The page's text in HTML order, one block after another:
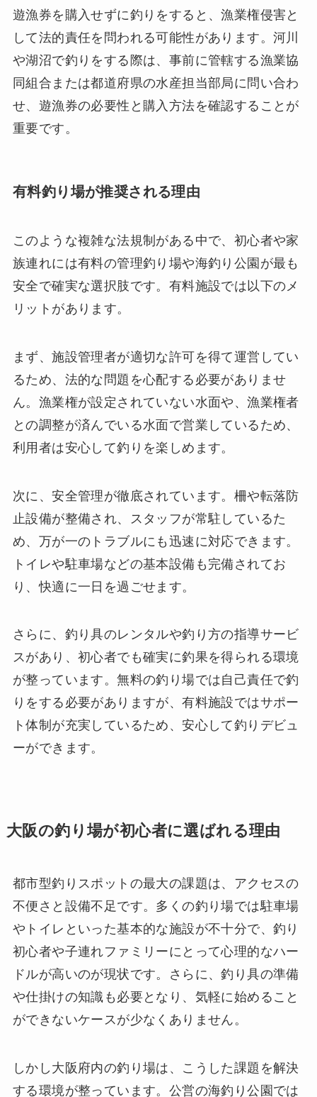
遊漁券を購入せずに釣りをすると、漁業権侵害と
して法的責任を問われる可能性があります。河川
や湖沼で釣りをする際は、事前に管轄する漁業協
同組合または都道府県の水産担当部局に問い合わ
せ、遊漁券の必要性と購入方法を確認することが
重要です。
有料釣り場が推奨される理由
このような複雑な法規制がある中で、初心者や家
族連れには有料の管理釣り場や海釣り公園が最も
安全で確実な選択肢です。有料施設では以下のメ
リットがあります。
まず、施設管理者が適切な許可を得て運営してい
るため、法的な問題を心配する必要がありませ
ん。漁業権が設定されていない水面や、漁業権者
との調整が済んでいる水面で営業しているため、
利用者は安心して釣りを楽しめます。
次に、安全管理が徹底されています。柵や転落防
止設備が整備され、スタッフが常駐しているた
め、万が一のトラブルにも迅速に対応できます。
トイレや駐車場などの基本設備も完備されてお
り、快適に一日を過ごせます。
さらに、釣り具のレンタルや釣り方の指導サービ
スがあり、初心者でも確実に釣果を得られる環境
が整っています。無料の釣り場では自己責任で釣
りをする必要がありますが、有料施設ではサポー
ト体制が充実しているため、安心して釣りデビュ
ーができます。
大阪の釣り場が初心者に選ばれる理由
都市型釣りスポットの最大の課題は、アクセスの
不便さと設備不足です。多くの釣り場では駐車場
やトイレといった基本的な施設が不十分で、釣り
初心者や子連れファミリーにとって心理的なハー
ドルが高いのが現状です。さらに、釣り具の準備
や仕掛けの知識も必要となり、気軽に始めること
ができないケースが少なくありません。
しかし大阪府内の釣り場は、こうした課題を解決
する環境が整っています。公営の海釣り公園では